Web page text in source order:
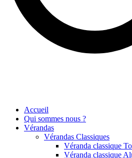
Accueil
Qui sommes nous ?
Vérandas
Vérandas Classiques
Véranda classique
Véranda classique